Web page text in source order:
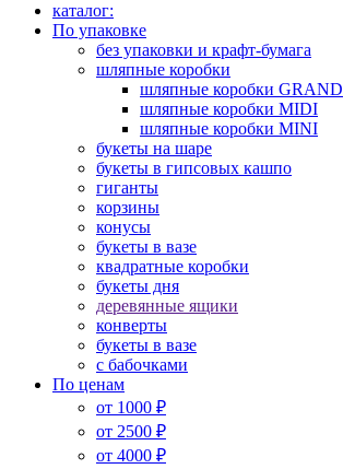
каталог:
По упаковке
без упаковки и крафт-бумага
шляпные коробки
шляпные коробки GRAND
шляпные коробки MIDI
шляпные коробки MINI
букеты на шаре
букеты в гипсовых кашпо
гиганты
корзины
конусы
букеты в вазе
квадратные коробки
букеты дня
деревянные ящики
конверты
букеты в вазе
с бабочками
По ценам
от 1000 ₽
от 2500 ₽
от 4000 ₽